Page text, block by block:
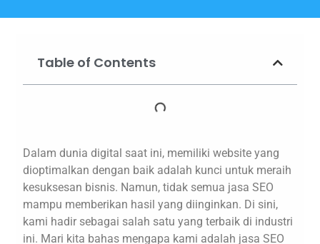
Table of Contents
Dalam dunia digital saat ini, memiliki website yang
dioptimalkan dengan baik adalah kunci untuk meraih
kesuksesan bisnis. Namun, tidak semua jasa SEO
mampu memberikan hasil yang diinginkan. Di sini,
kami hadir sebagai salah satu yang terbaik di industri
ini. Mari kita bahas mengapa kami adalah jasa SEO